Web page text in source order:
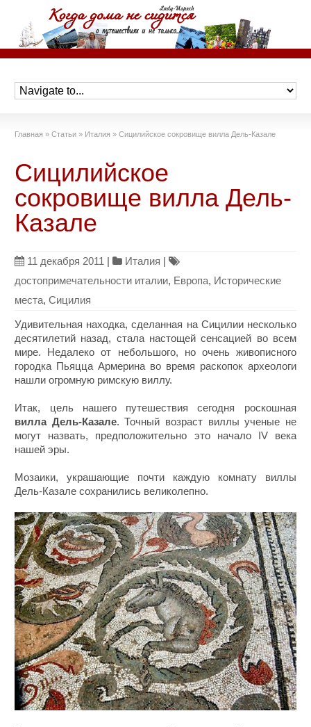
Главная » Статьи » Италия » Сицилийское сокровище вилла Дель-Казале
Сицилийское
сокровище вилла Дель-
Казале
11 декабря 2011 | Италия |
достопримечательности италии, Европа, Исторические
места,Сицилия
Удивительная находка, сделанная на Сицилии несколько
десятилетий назад, стала настощей сенсацией во всем
мире. Недалеко от небольшого, но очень живописного
городка Пьяцца Армерина во время раскопок археологи
нашли огромную римскую виллу.
Итак, цель нашего путешествия сегодня роскошная
вилла Дель-Казале. Точный возраст виллы ученые не
могут назвать, предположительно это начало IV века
нашей эры.
Мозаики, украшающие почти каждую комнату виллы
Дель-Казале сохранились великолепно.